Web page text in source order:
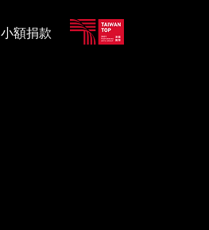
小額捐款